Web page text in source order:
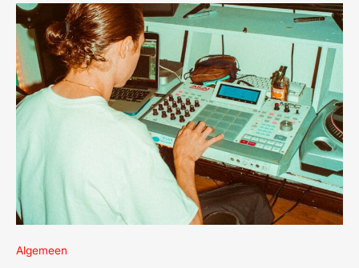
Algemeen
WAT
VERDIENT
EEN
RADIO
DJ
EIGENLIJK?